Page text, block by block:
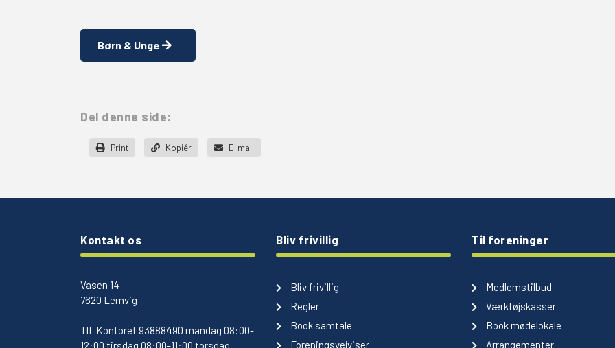
Børn & Unge
Del denne side:
Print Kopiér E-mail
Kontakt os
Vasen 14
7620 Lemvig
Tlf. Kontoret 93888490 mandag 08:00-
12:00 tirsdag 08:00-11:00 torsdag
Bliv frivillig
Bliv frivillig
Regler
Book samtale
Foreningsvejviser
Til foreninger
Medlemstilbud
Værktøjskasser
Book mødelokale
Arrangementer